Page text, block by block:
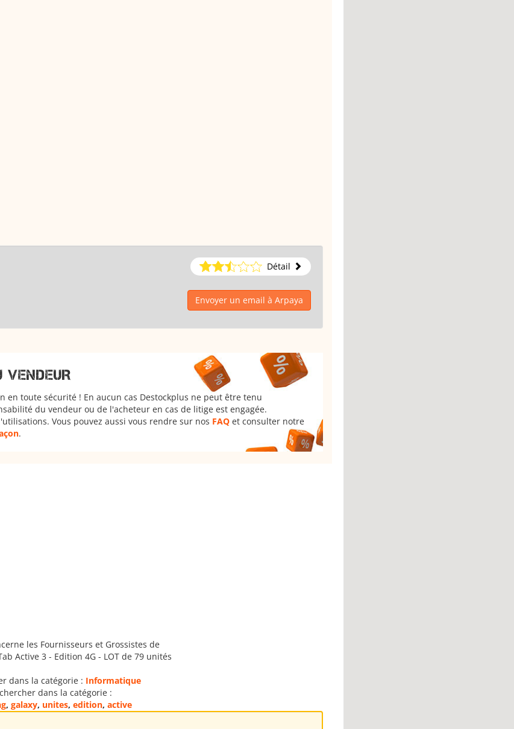
Détail
Envoyer un email à Arpaya
toute sécurité ! En aucun cas Destockplus ne peut être tenu
du vendeur ou de l'acheteur en cas de litige est engagée.
Vous pouvez aussi vous rendre sur nos FAQ et consulter notre
.
les Fournisseurs et Grossistes de
Active 3 - Edition 4G - LOT de 79 unités
dans la catégorie : Informatique
dans la catégorie :
, galaxy, unites, edition, active